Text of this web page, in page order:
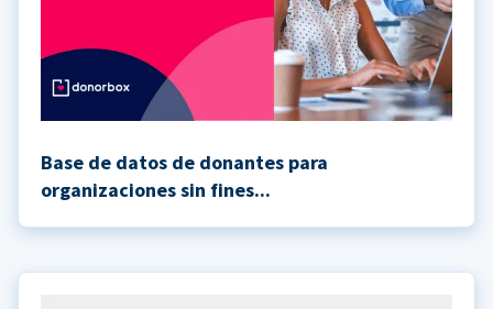
Base de datos de donantes para
organizaciones sin fines...